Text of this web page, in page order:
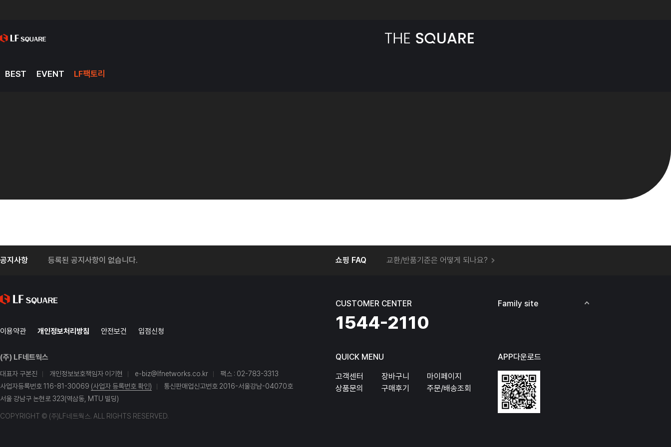
BEST EVENT LF팩토리
공지사항 등록된 공지사항이 없습니다. 쇼핑 FAQ
온라인에서 주문 후 오프라인 매장에서 상품을 수령할 수 있나요?
교환/반품기준은 어떻게 되나요?
온라인에서 구매한 상품 오프라인에서 반품이 가능한가요?
이용약관 개인정보처리방침 안전보건 입점신청
(주) LF네트웍스
대표자 구본진 개인정보보호책임자 이기현 e-biz@lfnetworks.co.kr
팩스 : 02-783-3313
사업자등록번호 116-81-30069 (사업자 등록번호 확인)
통신판매업신고번호 2016-서울강남-04070호
서울 강남구 논현로 323(역삼동, MTU 빌딩)
COPYRIGHT © (주)LF네트웍스. ALL RIGHTS RESERVED.
CUSTOMER CENTER
1544-2110
Family site
QUICK MENU
고객센터 장바구니
마이페이지
상품문의
구매후기 주문/배송조회
APP다운로드